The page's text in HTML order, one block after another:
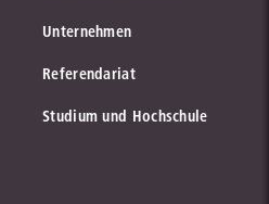
Unternehmen
Referendariat
Studium und Hochschule